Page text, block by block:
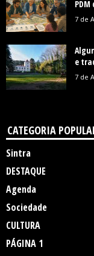
7 de
e
7 de
CATEGORIA
Sintra
DESTAQUE
Agenda
Sociedade
CULTURA
PÁGINA 1